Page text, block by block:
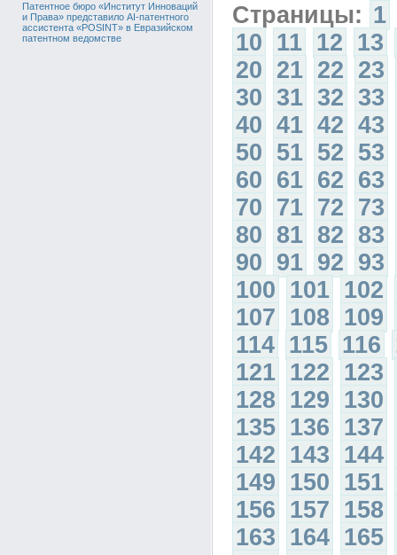
Патентное бюро «Институт Инноваций
и Права» представило AI-патентного
ассистента «POSINT» в Евразийском
патентном ведомстве
Страницы: 1
10 11 12 13
20 21 22 23
30 31 32 33
40 41 42 43
50 51 52 53
60 61 62 63
70 71 72 73
80 81 82 83
90 91 92 93
100 101 102
107 108 109
114 115 116
121 122 123
128 129 130
135 136 137
142 143 144
149 150 151
156 157 158
163 164 165